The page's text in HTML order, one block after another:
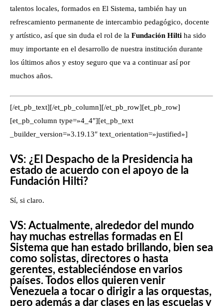
talentos locales, formados en El Sistema, también hay un
refrescamiento permanente de intercambio pedagógico, docente
y artístico, así que sin duda el rol de la Fundación Hilti ha sido
muy importante en el desarrollo de nuestra institución durante
los últimos años y estoy seguro que va a continuar así por
muchos años.
[/et_pb_text][/et_pb_column][/et_pb_row][et_pb_row]
[et_pb_column type=»4_4″][et_pb_text
_builder_version=»3.19.13″ text_orientation=»justified»]
VS: ¿El Despacho de la Presidencia ha
estado de acuerdo con el apoyo de la
Fundación Hilti?
Sí, si claro.
VS: Actualmente, alrededor del mundo
hay muchas estrellas formadas en El
Sistema que han estado brillando, bien sea
como solistas, directores o hasta
gerentes, estableciéndose en varios
países. Todos ellos quieren venir
Venezuela a tocar o dirigir a las orquestas,
pero además a dar clases en las escuelas y